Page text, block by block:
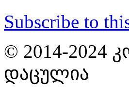
Subscribe to
© 2014-2024
ᲓᲐᲪᲣᲚᲘᲐ